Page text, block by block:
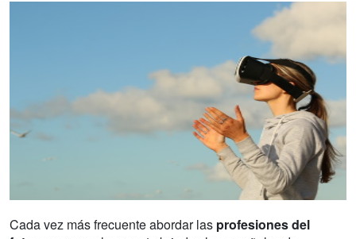
Cada vez más frecuente abordar las profesiones del